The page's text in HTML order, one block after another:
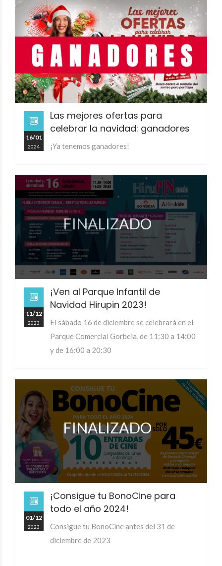
Las mejores ofertas para
celebrar la navidad: ganadores
¡Ya tenemos ganadores!
16/01
2024
FINALIZADO
¡Ven al Parque Infantil de
Navidad Hirupin 2023!
El sábado 16 de diciembre se celebrará en el
Parque Comercial Gorbeia, de 11:30 a 14:00
y de 16:00 a 20:30
11/12
2023
FINALIZADO
¡Consigue tu BonoCine para
todo el año 2024!
Consigue tu BonoCine antes del 31 de
diciembre de 2023
01/12
2023